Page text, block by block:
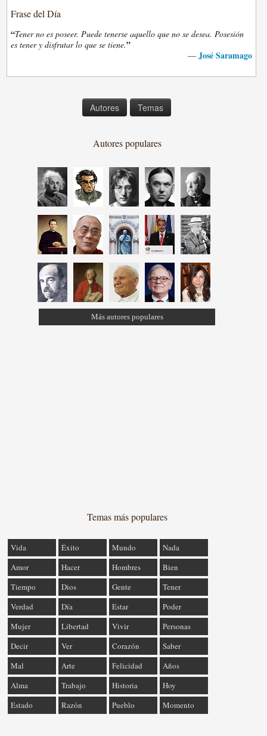
Frase del Día
“Tener no es poseer. Puede tenerse aquello que no se desea. Posesión
es tener y disfrutar lo que se tiene.”
— José Saramago
Autores Temas
Autores populares
Más autores populares
Temas más populares
Vida Éxito Mundo
Nada
Amor
Hacer Hombres
Bien
Tiempo
Dios Gente
Tener
Verdad
Día Estar
Poder
Mujer
Libertad Vivir
Personas
Decir
Ver Corazón
Saber
Mal
Arte Felicidad
Años
Alma
Trabajo Historia
Hoy
Estado
Razón Pueblo Momento